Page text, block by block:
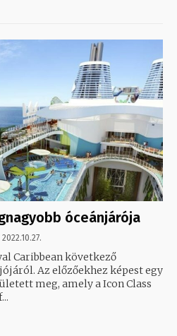
óceánjárója
2022.10.27.
Caribbean következő
Az előzőekhez képest egy
meg, amely a Icon Class